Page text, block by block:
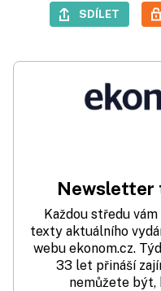
SDÍLET
Newsletter
Každou středu
texty aktuálního
webu ekonom.cz.
33 let přináší
nemůžete být,